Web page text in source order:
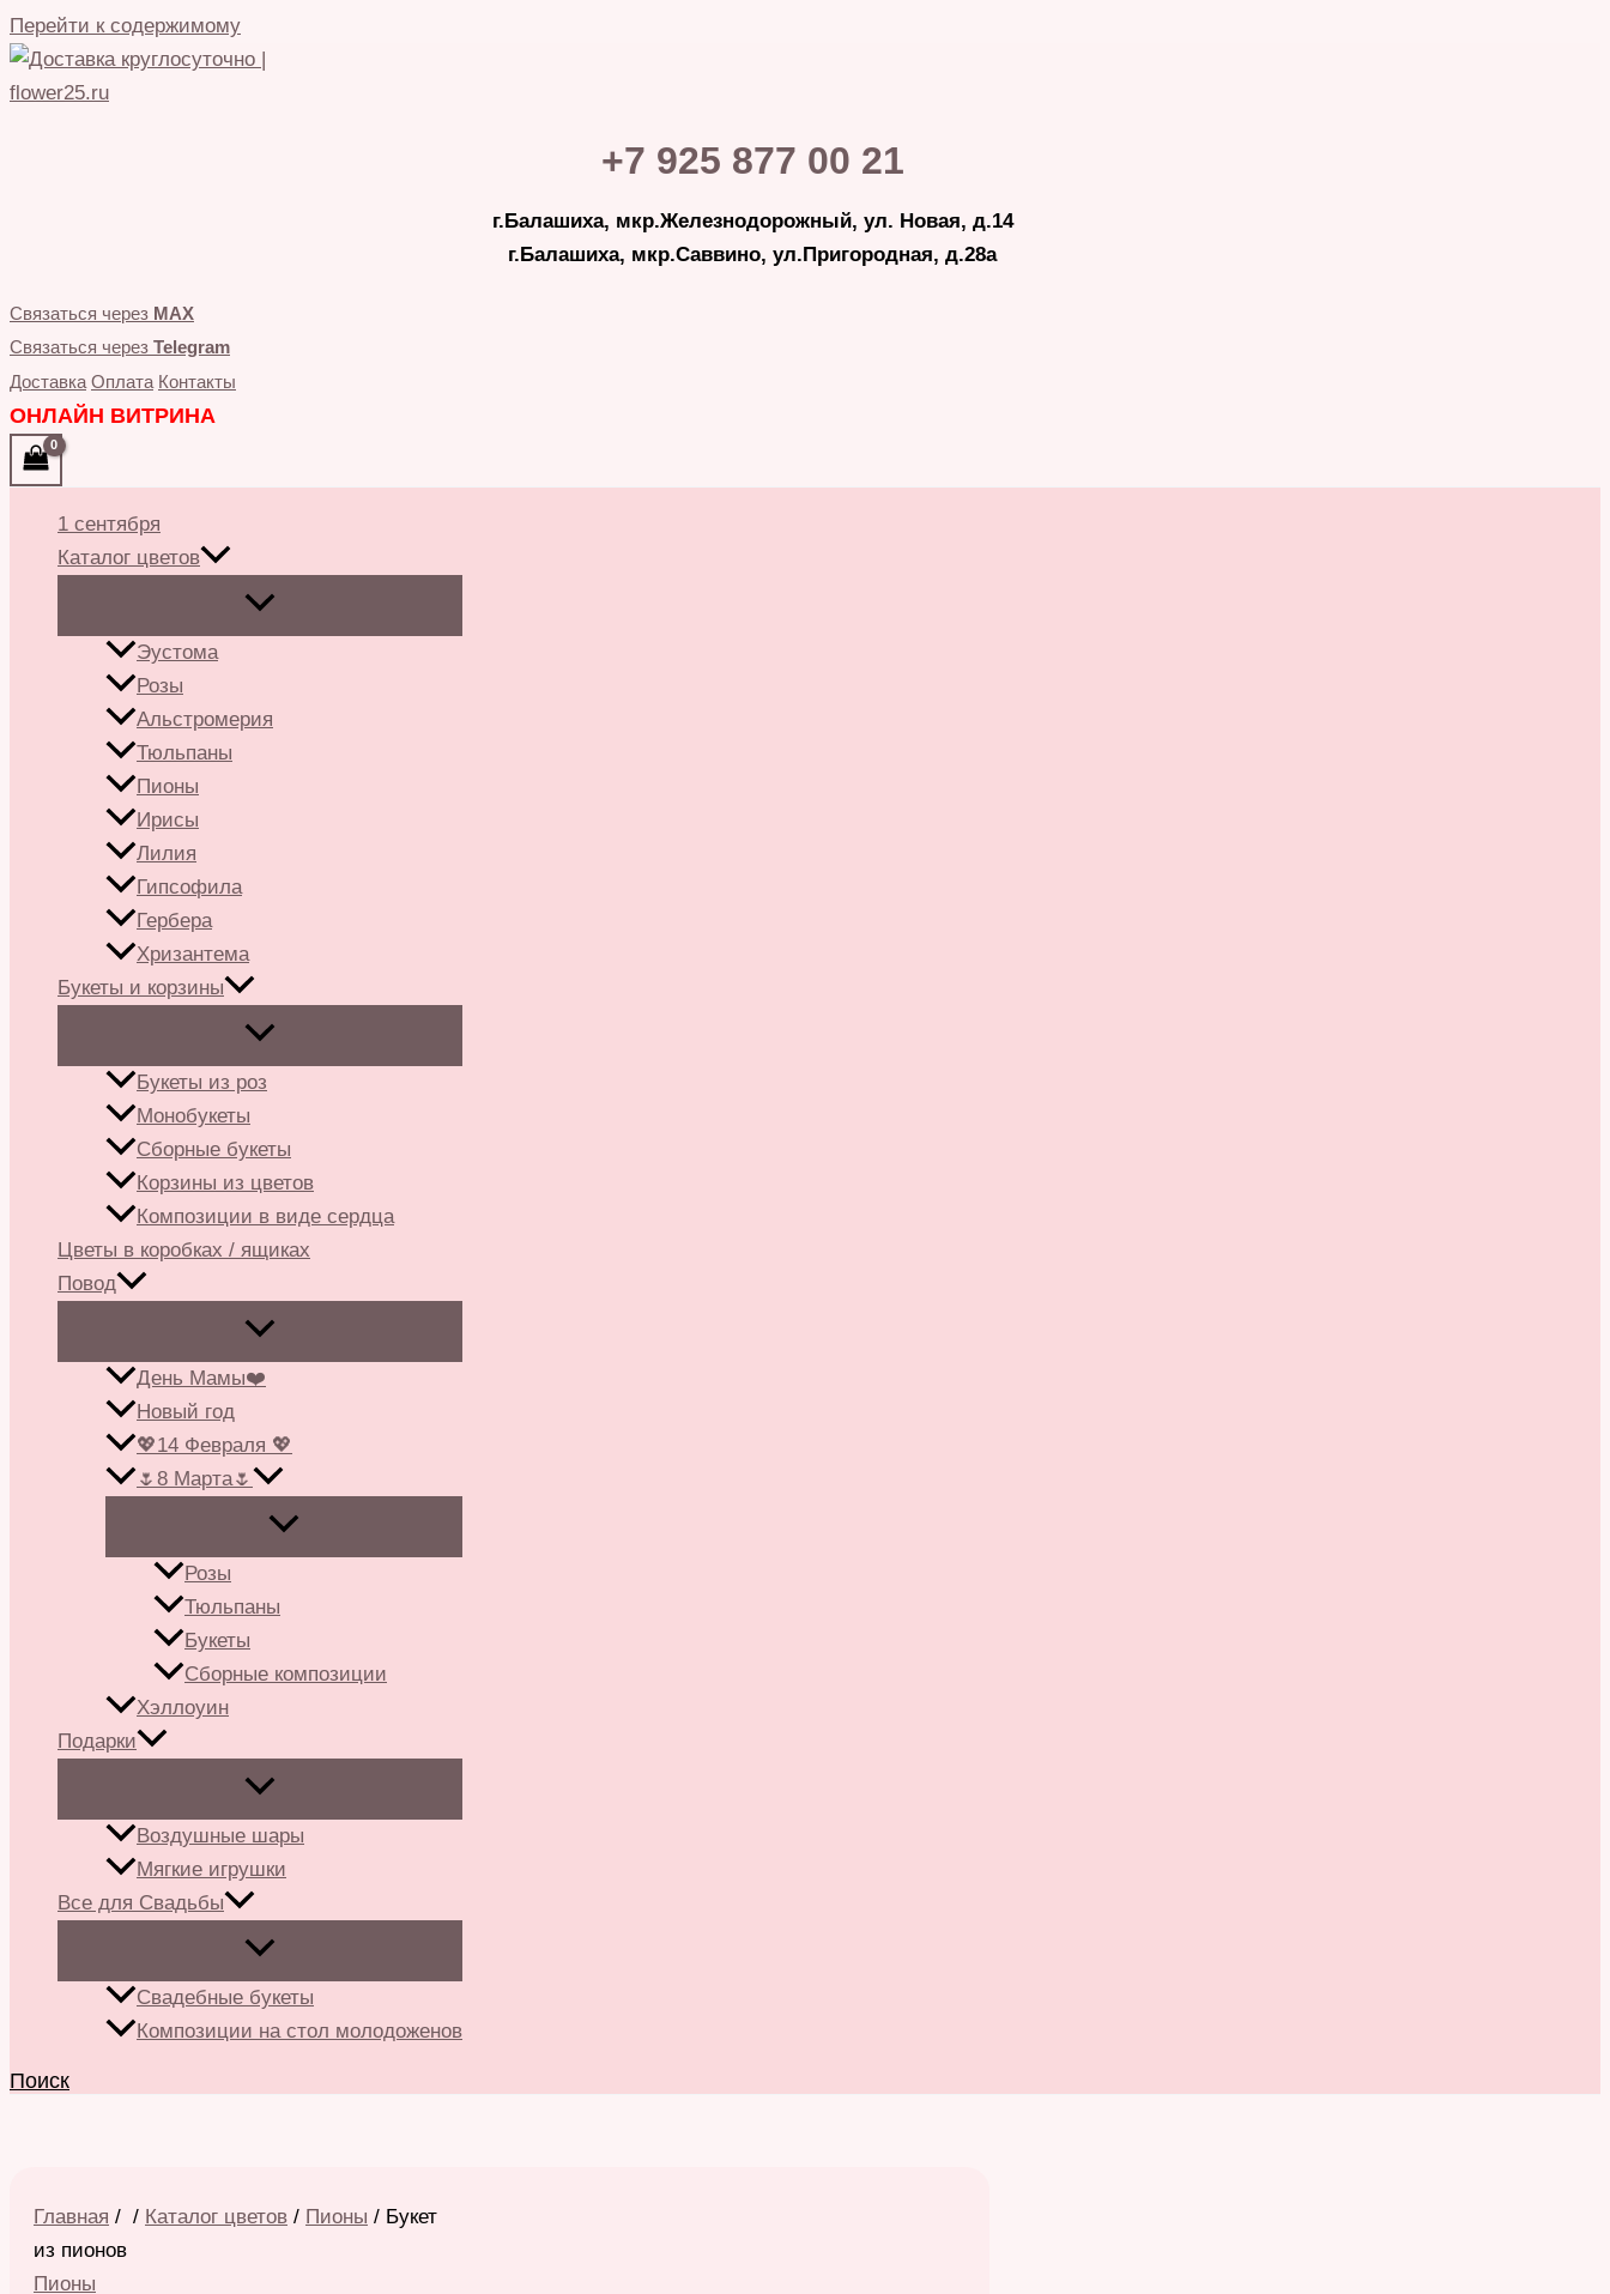
Перейти к содержимому
+7 925 877 00 21
г.Балашиха, мкр.Железнодорожный, ул. Новая, д.14
г.Балашиха, мкр.Саввино, ул.Пригородная, д.28а
Связаться через MAX
Связаться через Telegram
Доставка Оплата Контакты
ОНЛАЙН ВИТРИНА
1 сентября
Каталог цветов
Эустома
Розы
Альстромерия
Тюльпаны
Пионы
Ирисы
Лилия
Гипсофила
Гербера
Хризантема
Букеты и корзины
Букеты из роз
Монобукеты
Сборные букеты
Корзины из цветов
Композиции в виде сердца
Цветы в коробках / ящиках
Повод
День Мамы❤️
Новый год
💖14 Февраля 💖
🌷8 Марта🌷
Розы
Тюльпаны
Букеты
Сборные композиции
Хэллоуин
Подарки
Воздушные шары
Мягкие игрушки
Все для Свадьбы
Свадебные букеты
Композиции на стол молодоженов
Поиск
Главная / / Каталог цветов / Пионы / Букет
из пионов
Пионы